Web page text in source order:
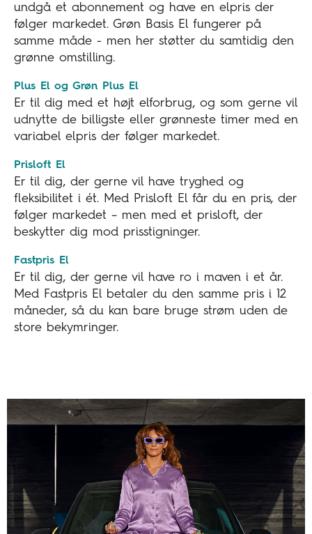
undgå et abonnement og have en elpris der
følger markedet. Grøn Basis El fungerer på
samme måde - men her støtter du samtidig den
grønne omstilling.
Plus El og Grøn Plus El
Er til dig med et højt elforbrug, og som gerne vil
udnytte de billigste eller grønneste timer med en
variabel elpris der følger markedet.
Prisloft El
Er til dig, der gerne vil have tryghed og
fleksibilitet i ét. Med Prisloft El får du en pris, der
følger markedet – men med et prisloft, der
beskytter dig mod prisstigninger.
Fastpris El
Er til dig, der gerne vil have ro i maven i et år.
Med Fastpris El betaler du den samme pris i 12
måneder, så du kan bare bruge strøm uden de
store bekymringer.